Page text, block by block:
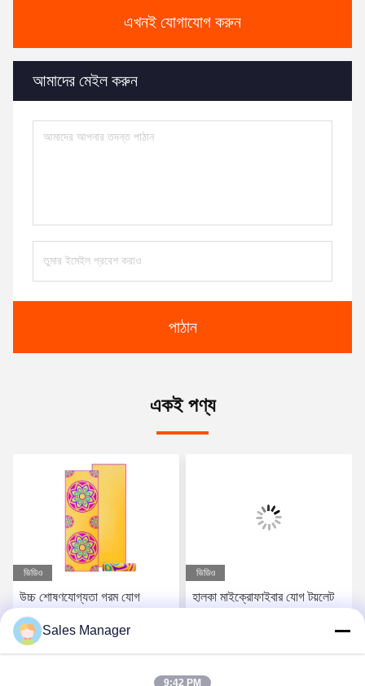
এখনই যোগাযোগ করুন
আমাদের মেইল ​​করুন
পাঠান
একই পণ্য
ভিডিও
উচ্চ শোষণযোগ্যতা গরম যোগ
সেশনের জন্য নরম টেক্সচারযুক্ত যোগ
টয়লেট
ভিডিও
হালকা মাইক্রোফাইবার যোগ টয়লেট
Sales Manager
9:42 PM